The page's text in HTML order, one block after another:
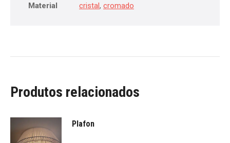
Material cristal, cromado
Produtos relacionados
Plafon